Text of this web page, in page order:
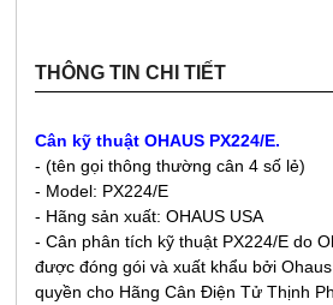
THÔNG TIN CHI TIẾT
Cân kỹ thuật OHAUS PX224/E.
- (tên gọi thông thường cân 4 số lẻ)
- Model: PX224/E
- Hãng sản xuất: OHAUS USA
- Cân phân tích kỹ thuật PX224/E do
được đóng gói và xuất khẩu bởi
quyền cho Hãng Cân Điện Tử Thịnh